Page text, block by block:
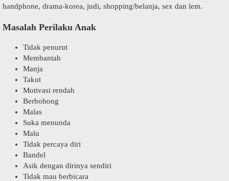
handphone, drama-korea, judi, shopping/belanja, sex dan lem.
Masalah Perilaku Anak
Tidak penurut
Membantah
Manja
Takut
Motivasi rendah
Berbohong
Malas
Suka menunda
Malu
Tidak percaya diri
Bandel
Asik dengan dirinya sendiri
Tidak mau berbicara